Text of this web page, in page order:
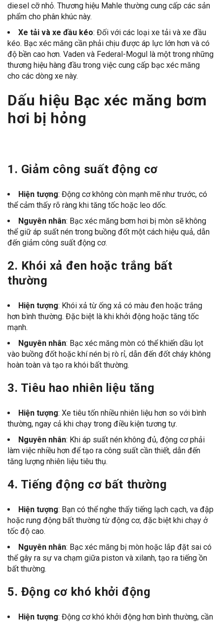
diesel cỡ nhỏ. Thương hiệu Mahle thường cung cấp các sản
phẩm cho phân khúc này.
Xe tải và xe đầu kéo: Đối với các loại xe tải và xe đầu
kéo. Bạc xéc măng cần phải chịu được áp lực lớn hơn và có
độ bền cao hơn. Vaden và Federal-Mogul là một trong những
thương hiệu hàng đầu trong việc cung cấp bạc xéc măng
cho các dòng xe này.
Dấu hiệu Bạc xéc măng bơm
hơi bị hỏng
1. Giảm công suất động cơ
Hiện tượng: Động cơ không còn mạnh mẽ như trước, có
thể cảm thấy rõ ràng khi tăng tốc hoặc leo dốc.
Nguyên nhân: Bạc xéc măng bơm hơi bị mòn sẽ không
thể giữ áp suất nén trong buồng đốt một cách hiệu quả, dẫn
đến giảm công suất động cơ.
2. Khói xả đen hoặc trắng bất
thường
Hiện tượng: Khói xả từ ống xả có màu đen hoặc trắng
hơn bình thường. Đặc biệt là khi khởi động hoặc tăng tốc
mạnh.
Nguyên nhân: Bạc xéc măng mòn có thể khiến dầu lọt
vào buồng đốt hoặc khí nén bị rò rỉ, dẫn đến đốt cháy không
hoàn toàn và tạo ra khói bất thường.
3. Tiêu hao nhiên liệu tăng
Hiện tượng: Xe tiêu tốn nhiều nhiên liệu hơn so với bình
thường, ngay cả khi chạy trong điều kiện tương tự.
Nguyên nhân: Khi áp suất nén không đủ, động cơ phải
làm việc nhiều hơn để tạo ra công suất cần thiết, dẫn đến
tăng lượng nhiên liệu tiêu thụ.
4. Tiếng động cơ bất thường
Hiện tượng: Bạn có thể nghe thấy tiếng lạch cạch, va đập
hoặc rung động bất thường từ động cơ, đặc biệt khi chạy ở
tốc độ cao.
Nguyên nhân: Bạc xéc măng bị mòn hoặc lắp đặt sai có
thể gây ra sự va chạm giữa piston và xilanh, tạo ra tiếng ồn
bất thường.
5. Động cơ khó khởi động
Hiện tượng: Động cơ khó khởi động hơn bình thường, cần